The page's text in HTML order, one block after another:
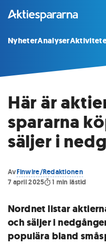
NyheterAnalyser
Här är
spararna
säljer i
AvFinwire/Redaktionen
7 april 2025
1 min lästid
Nordnet listar
och säljer i
populära bland